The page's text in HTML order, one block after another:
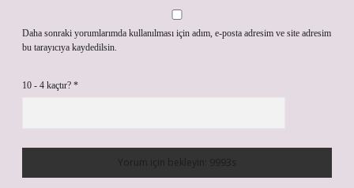
Daha sonraki yorumlarımda kullanılması için adım, e-posta adresim ve site adresim
bu tarayıcıya kaydedilsin.
10 - 4 kaçtır? *